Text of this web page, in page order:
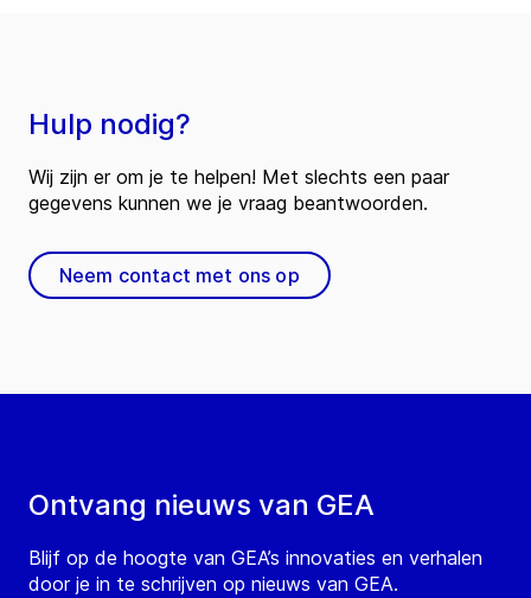
Ontvang nieuws van GEA
Blijf op de hoogte van GEA’s innovaties en verhalen
door je in te schrijven op nieuws van GEA.
Hulp nodig?
Wij zijn er om je te helpen! Met slechts een paar
gegevens kunnen we je vraag beantwoorden.
Neem contact met ons op